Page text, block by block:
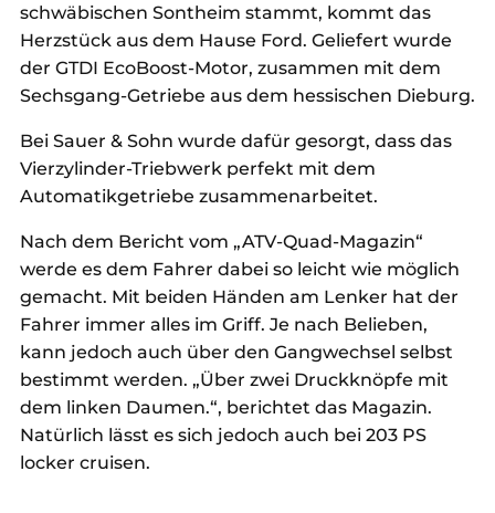
schwäbischen Sontheim stammt, kommt das
Herzstück aus dem Hause Ford. Geliefert wurde
der GTDI EcoBoost-Motor, zusammen mit dem
Sechsgang-Getriebe aus dem hessischen Dieburg.
Bei Sauer & Sohn wurde dafür gesorgt, dass das
Vierzylinder-Triebwerk perfekt mit dem
Automatikgetriebe zusammenarbeitet.
Nach dem Bericht vom „ATV-Quad-Magazin“
werde es dem Fahrer dabei so leicht wie möglich
gemacht. Mit beiden Händen am Lenker hat der
Fahrer immer alles im Griff. Je nach Belieben,
kann jedoch auch über den Gangwechsel selbst
bestimmt werden. „Über zwei Druckknöpfe mit
dem linken Daumen.“, berichtet das Magazin.
Natürlich lässt es sich jedoch auch bei 203 PS
locker cruisen.